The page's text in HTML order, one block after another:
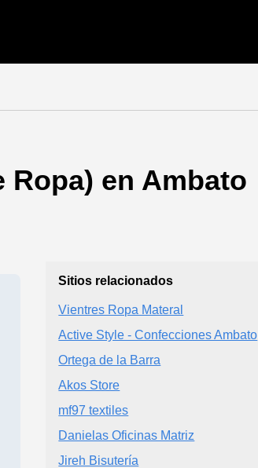
en Ambato
Sitios relacionados
Vientres Ropa Materal
Active Style - Confecciones Ambato
Ortega de la Barra
Akos Store
mf97 textiles
Danielas Oficinas Matriz
Jireh Bisutería